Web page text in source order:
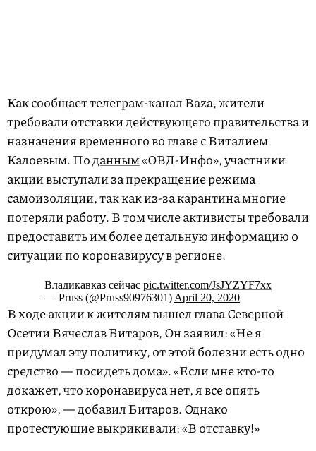
Как сообщает телеграм-канал Baza, жители
требовали отставки действующего правительства и
назначения временного во главе с Виталием
Калоевым. Поданным«ОВД-Инфо», участники
акции выступали за прекращение режима
самоизоляции, так как из-за карантина многие
потеряли работу. В том числе активисты требовали
предоставить им более детальную информацию о
ситуации по коронавирусу в регионе.
Владикавказ сейчас pic.twitter.com/JsJYZYF7xx
— Pruss (@Pruss90976301) April 20, 2020
В ходе акции к жителям вышел глава Северной
Осетии Вячеслав Битаров, Он заявил: «Не я
придумал эту политику, от этой болезни есть одно
средство — посидеть дома». «Если мне кто-то
докажет, что коронавируса нет, я все опять
открою», — добавил Битаров. Однако
протестующие выкрикивали: «В отставку!»